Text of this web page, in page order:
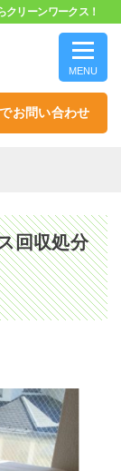
リーンワークス！
MENU
お問い合わせ
回収処分